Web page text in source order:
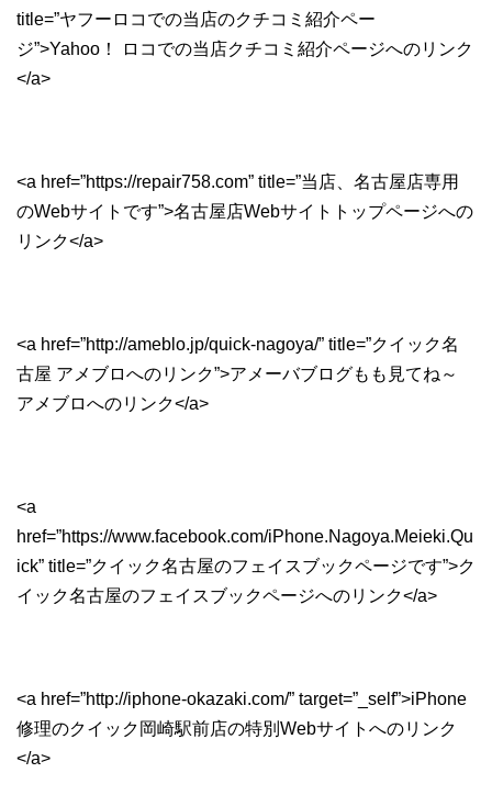
title=”ヤフーロコでの当店のクチコミ紹介ペー
ジ”>Yahoo！ ロコでの当店クチコミ紹介ページへのリンク
</a>
<a href=”https://repair758.com” title=”当店、名古屋店専用
のWebサイトです”>名古屋店Webサイトトップページへの
リンク</a>
<a href=”http://ameblo.jp/quick-nagoya/” title=”クイック名
古屋 アメブロへのリンク”>アメーバブログもも見てね～
アメブロへのリンク</a>
<a
href=”https://www.facebook.com/iPhone.Nagoya.Meieki.Qu
ick” title=”クイック名古屋のフェイスブックページです”>ク
イック名古屋のフェイスブックページへのリンク</a>
<a href=”http://iphone-okazaki.com/” target=”_self”>iPhone
修理のクイック岡崎駅前店の特別Webサイトへのリンク
</a>